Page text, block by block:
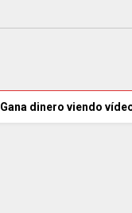
Gana dinero viendo